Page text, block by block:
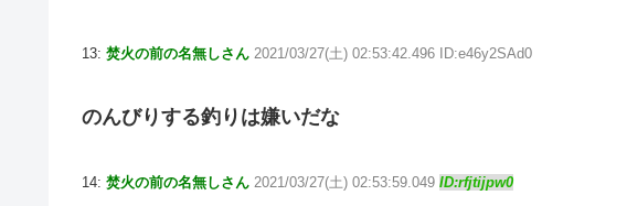
13: 焚火の前の名無しさん 2021/03/27(土) 02:53:42.496 ID:e46y2SAd0
のんびりする釣りは嫌いだな
14: 焚火の前の名無しさん 2021/03/27(土) 02:53:59.049 ID:rfjtijpw0